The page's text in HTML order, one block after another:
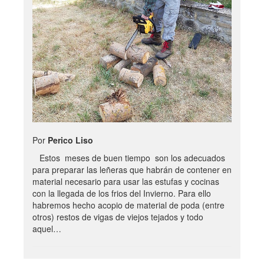
Por Perico Liso
Estos meses de buen tiempo son los adecuados
para preparar las leñeras que habrán de contener en
material necesario para usar las estufas y cocinas
con la llegada de los frios del Invierno. Para ello
habremos hecho acopio de material de poda (entre
otros) restos de vigas de viejos tejados y todo
aquel…